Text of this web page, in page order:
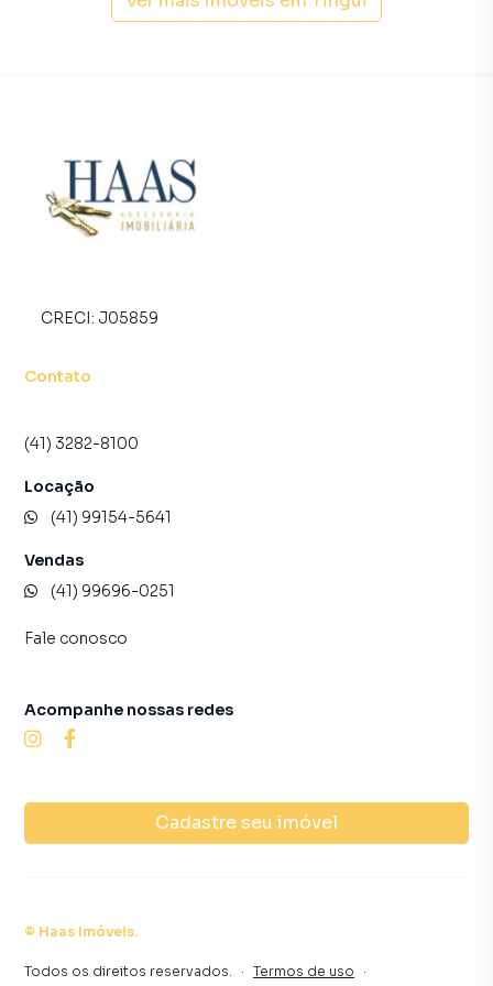
CRECI: J05859
Contato
(41) 3282-8100
Locação
(41) 99154-5641
Vendas
(41) 99696-0251
Fale conosco
Cadastre seu imóvel
Acompanhe nossas redes
© Haas Imóveis.
Todos os direitos reservados. · Termos de uso ·